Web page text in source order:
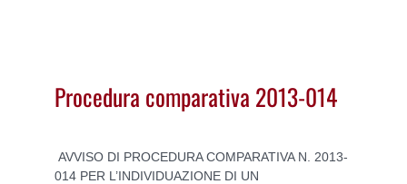
Procedura comparativa 2013-014
AVVISO DI PROCEDURA COMPARATIVA N. 2013-
014 PER L’INDIVIDUAZIONE DI UN